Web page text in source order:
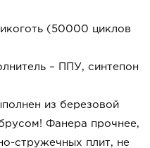
(50000 циклов
– ППУ, синтепон
из березовой
Фанера прочнее,
стружечных плит, не